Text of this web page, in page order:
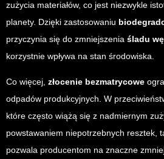
zużycia materiałów, co jest niezwykle
planety. Dzięki zastosowaniu
przyczynia się do zmniejszenia śladu
korzystnie wpływa na stan środowiska.
Co więcej, złocenie bezmatrycowe
odpadów produkcyjnych. W
które często wiążą się z nadmiernym
powstawaniem niepotrzebnych resztek,
pozwala producentom na znaczne